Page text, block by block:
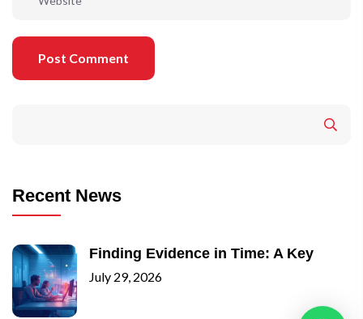
Post Comment
Recent News
Finding Evidence in Time: A Key
July 29, 2026